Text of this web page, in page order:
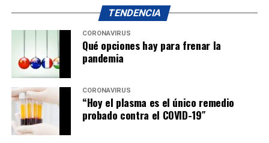
TENDENCIA
CORONAVIRUS
Qué opciones hay para frenar la
pandemia
CORONAVIRUS
“Hoy el plasma es el único remedio
probado contra el COVID-19″